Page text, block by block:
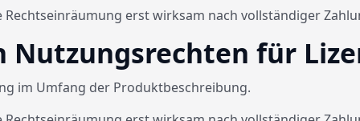
erst wirksam nach vollständiger
Nutzungsrechten für
im Umfang der Produktbeschreibung.